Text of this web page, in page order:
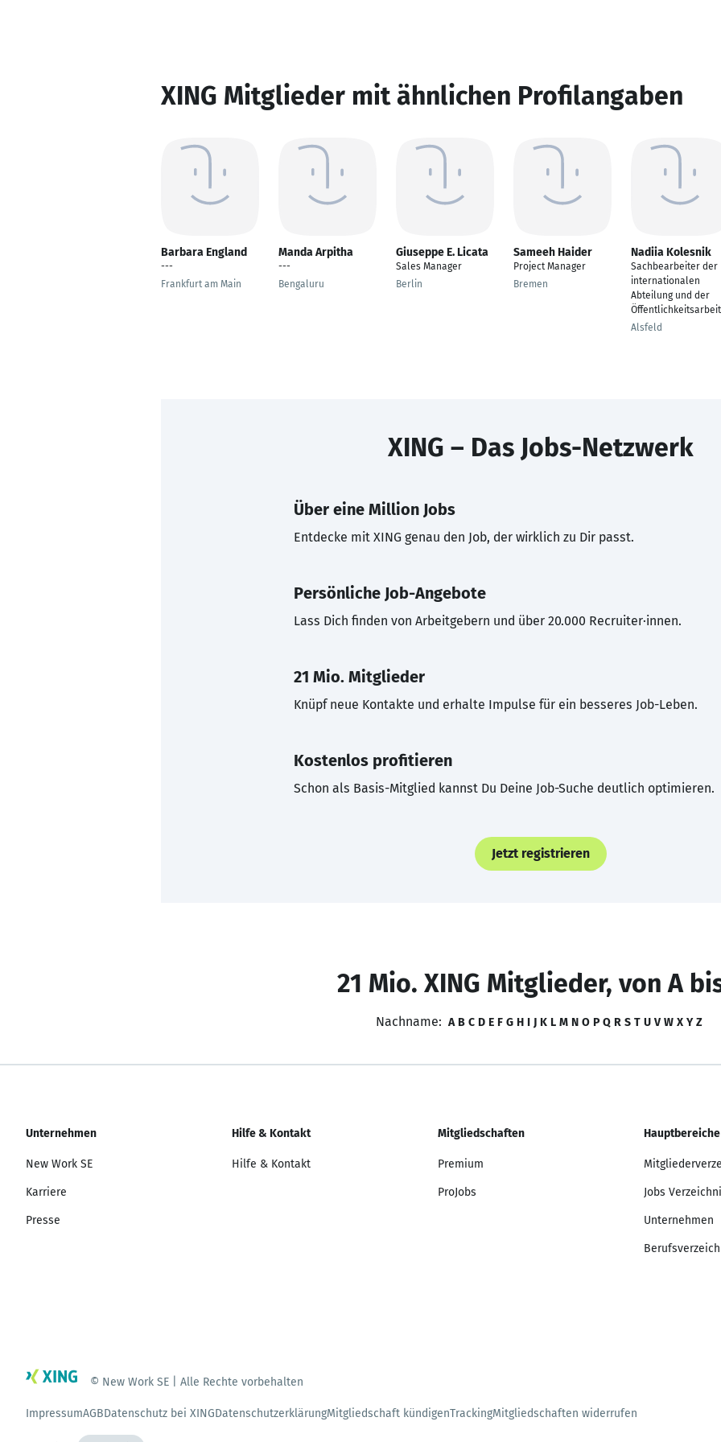
XING Mitglieder mit ähnlichen Profilangaben
Barbara England
---
Frankfurt am Main
Manda Arpitha
---
Bengaluru
Giuseppe E. Licata
Sales Manager
Berlin
Sameeh Haider
Project Manager
Bremen
Nadiia Kolesnik
Sachbearbeiter der
internationalen
Abteilung und der
Öffentlichkeitsarbeit
Alsfeld
XING – Das Jobs-Netzwerk
Über eine Million Jobs
Entdecke mit XING genau den Job, der wirklich zu Dir passt.
Persönliche Job-Angebote
Lass Dich finden von Arbeitgebern und über 20.000 Recruiter·innen.
21 Mio. Mitglieder
Knüpf neue Kontakte und erhalte Impulse für ein besseres Job-Leben.
Kostenlos profitieren
Schon als Basis-Mitglied kannst Du Deine Job-Suche deutlich optimieren.
Jetzt registrieren
21 Mio. XING Mitglieder, von A
Nachname: A B C D E F G H I J K L M N O P Q R S T U V W X Y Z
Unternehmen
New Work SE
Karriere
Presse
Hilfe & Kontakt
Hilfe & Kontakt
Mitgliedschaften
Premium
ProJobs
Hauptbereiche
Jobs
Unternehmen
© New Work SE | Alle Rechte vorbehalten
ImpressumAGBDatenschutz bei XINGDatenschutzerklärungMitgliedschaft kündigenTrackingMitgliedschaften widerrufen